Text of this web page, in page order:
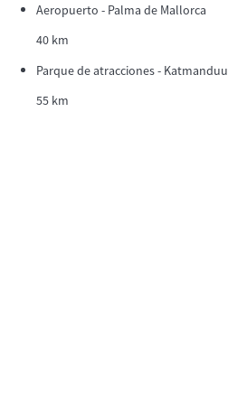
Aeropuerto - Palma de Mallorca
40 km
Parque de atracciones - Katmanduu
55 km